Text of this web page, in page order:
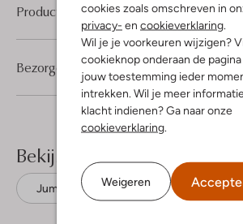
cookies zoals omschreven in
privacy- en cookieverklaring.
Wil je je voorkeuren wijzigen?
cookieknop onderaan de
jouw toestemming ieder
intrekken. Wil je meer
klacht indienen? Ga naar onze
cookieverklaring.
Weigeren
Product informatie
Bezorgen & retourneren
Bekijk meer
Jumpsuits Vanilia